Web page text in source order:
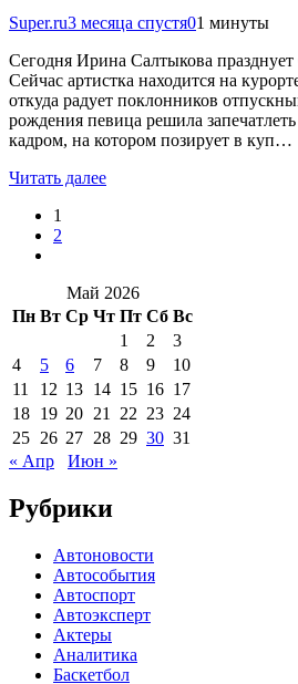
Super.ru3 месяца спустя01 минуты
Сегодня Ирина Салтыкова
Сейчас артистка находится на
откуда радует поклонников
рождения певица решила
кадром, на котором позирует в куп…
Читать далее
1
2
Май 2026
Пн Вт Ср Чт Пт Сб Вс
1
2
3
4
5 6 7 8 9
10
11
12 13 14 15 16 17
18 19 20 21 22 23 24
25 26 27 28 29 30 31
« Апр
Июн »
Рубрики
Автоновости
Автособытия
Автоспорт
Автоэксперт
Актеры
Аналитика
Баскетбол